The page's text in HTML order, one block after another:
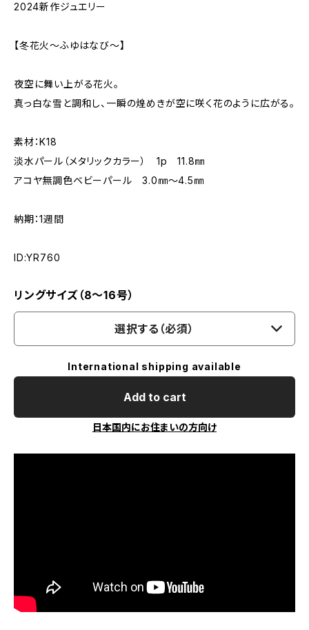
2024新作ジュエリー
【冬花火～ふゆはなび～】
夜空に舞い上がる花火。
真っ白な雪と調和し、一瞬の煌めきが空に咲く花のように広がる。
素材：K18
淡水パール（メタリックカラー） 1p 11.8㎜
アコヤ無調色ベビーパール 3.0㎜～4.5㎜
納期：1週間
ID:YR760
リングサイズ（8～16号）
選択する（必須）
International shipping available
Add to cart
日本国内にお住まいの方向け